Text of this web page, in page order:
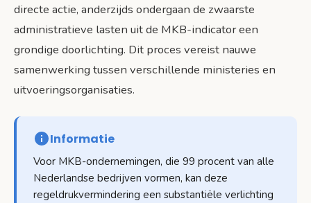
directe actie, anderzijds ondergaan de zwaarste
administratieve lasten uit de MKB-indicator een
grondige doorlichting. Dit proces vereist nauwe
samenwerking tussen verschillende ministeries en
uitvoeringsorganisaties.
Informatie
Voor MKB-ondernemingen, die 99 procent van alle
Nederlandse bedrijven vormen, kan deze
regeldrukvermindering een substantiële verlichting